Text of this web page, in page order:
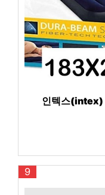
인텍스(intex)
9